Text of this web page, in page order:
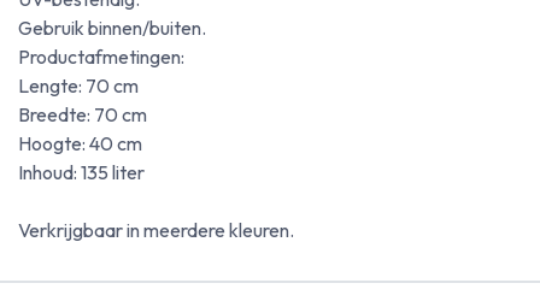
Gebruik binnen/buiten.
Productafmetingen:
Lengte: 70 cm
Breedte: 70 cm
Hoogte: 40 cm
Inhoud: 135 liter
Verkrijgbaar in meerdere kleuren.